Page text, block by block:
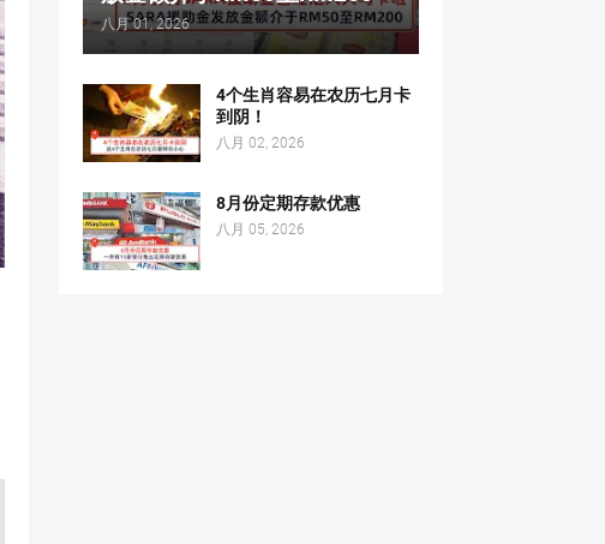
八月 01, 2026
4个生肖容易在农历七月卡
到阴！
八月 02, 2026
8月份定期存款优惠
八月 05, 2026